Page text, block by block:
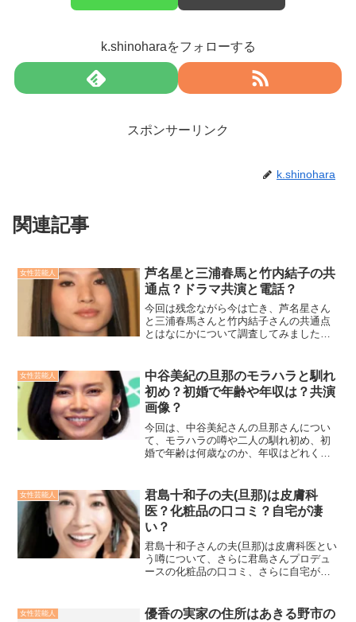
k.shinoharaをフォローする
スポンサーリンク
k.shinohara
関連記事
女性芸能人
芦名星と三浦春馬と竹内結子の共
通点？ドラマ共演と電話？
今回は残念ながら今は亡き、芦名星さん
と三浦春馬さんと竹内結子さんの共通点
とはなにかについて調査してみました。
覧いただけますと幸いです。
女性芸能人
中谷美紀の旦那のモラハラと馴れ
初め？初婚で年齢や年収は？共演
画像？
今回は、中谷美紀さんの旦那さんについ
て、モラハラの噂や二人の馴れ初め、初
婚で年齢は何歳なのか、年収はどれくら
女性芸能人
君島十和子の夫(旦那)は皮膚科
医？化粧品の口コミ？自宅が凄
い？
君島十和子さんの夫(旦那)は皮膚科医とい
う噂について、さらに君島さんプロデュ
ースの化粧品の口コミ、さらに自宅が凄
女性芸能人
優香の実家の住所はあきる野市の